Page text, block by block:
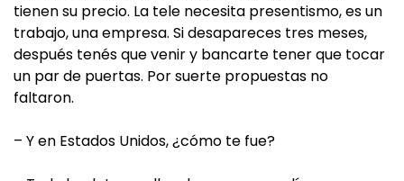
tienen su precio. La tele necesita presentismo, es un
trabajo, una empresa. Si desapareces tres meses,
después tenés que venir y bancarte tener que tocar
un par de puertas. Por suerte propuestas no
faltaron.
– Y en Estados Unidos, ¿cómo te fue?